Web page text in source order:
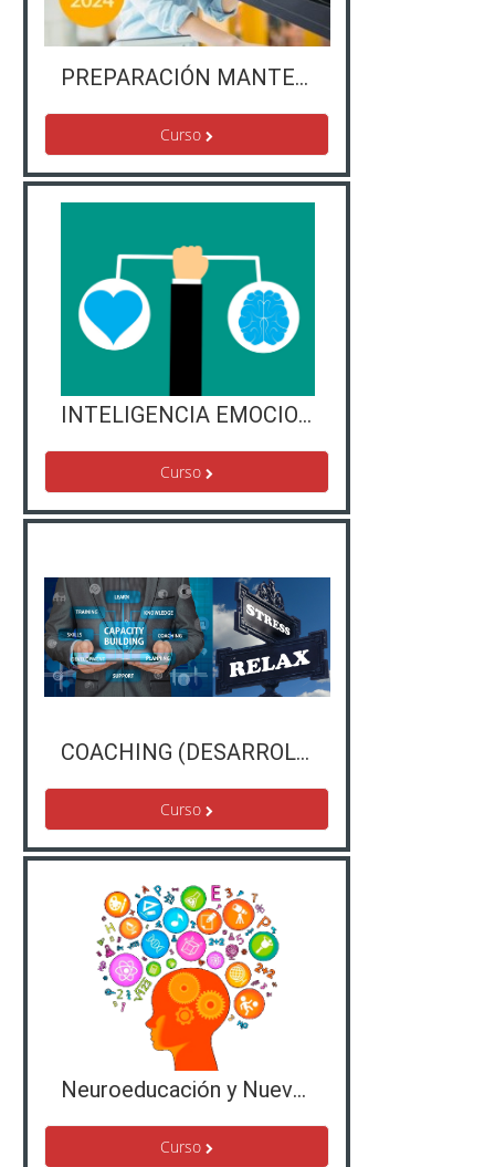
PREPARACIÓN MANTENIMIENTO CONSERJES
Curso
INTELIGENCIA EMOCIONAL Y TRABAJO EN EQUIPO
Curso
COACHING (DESARROLLO DE PERSONAS) y DETECCION, PREVENCION Y GESTION DEL ESTRÉS
Curso
Neuroeducación y Nuevas Formas de Aprendizaje
Curso